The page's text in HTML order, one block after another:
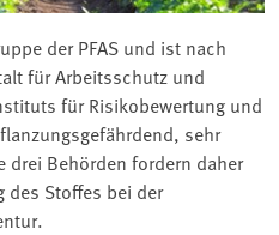
der PFAS und ist nach
für Arbeitsschutz und
für Risikobewertung und
sehr
Behörden fordern daher
des Stoffes bei der